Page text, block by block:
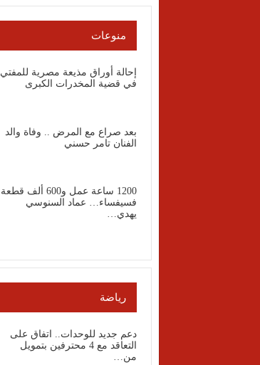
منوعات
إحالة أوراق مذيعة مصرية للمفتي
في قضية المخدرات الكبرى
بعد صراع مع المرض .. وفاة والد
الفنان تامر حسني
1200 ساعة عمل و600 ألف قطعة
فسيفساء… عماد السنوسي
يهدي…
رياضة
دعم جديد للوحدات.. اتفاق على
التعاقد مع 4 محترفين بتمويل
من…